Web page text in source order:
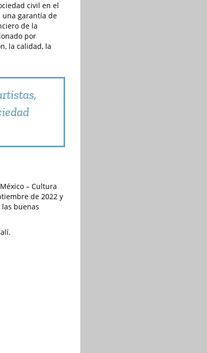
civil en el
una garantía de
de la
por
la calidad, la
– Cultura
de 2022 y
buenas